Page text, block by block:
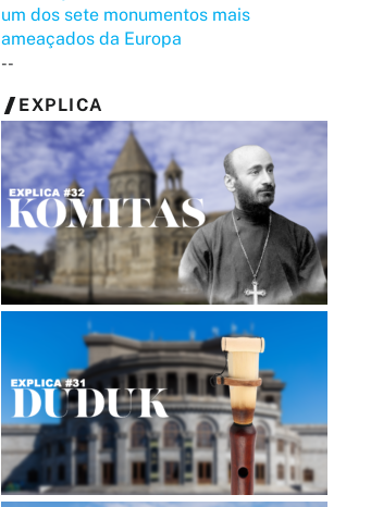
um dos sete monumentos mais
ameaçados da Europa
--
EXPLICA